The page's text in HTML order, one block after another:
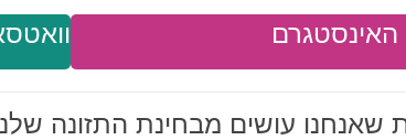
האינסטגרם
שאנחנו עושים מבחינת התזונה